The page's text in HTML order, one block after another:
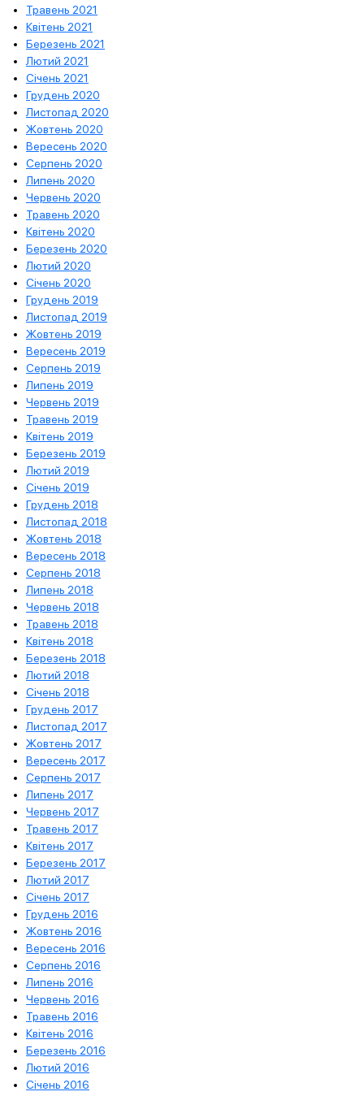
Травень 2021
Квітень 2021
Березень 2021
Лютий 2021
Січень 2021
Грудень 2020
Листопад 2020
Жовтень 2020
Вересень 2020
Серпень 2020
Липень 2020
Червень 2020
Травень 2020
Квітень 2020
Березень 2020
Лютий 2020
Січень 2020
Грудень 2019
Листопад 2019
Жовтень 2019
Вересень 2019
Серпень 2019
Липень 2019
Червень 2019
Травень 2019
Квітень 2019
Березень 2019
Лютий 2019
Січень 2019
Грудень 2018
Листопад 2018
Жовтень 2018
Вересень 2018
Серпень 2018
Липень 2018
Червень 2018
Травень 2018
Квітень 2018
Березень 2018
Лютий 2018
Січень 2018
Грудень 2017
Листопад 2017
Жовтень 2017
Вересень 2017
Серпень 2017
Липень 2017
Червень 2017
Травень 2017
Квітень 2017
Березень 2017
Лютий 2017
Січень 2017
Грудень 2016
Жовтень 2016
Вересень 2016
Серпень 2016
Липень 2016
Червень 2016
Травень 2016
Квітень 2016
Березень 2016
Лютий 2016
Січень 2016